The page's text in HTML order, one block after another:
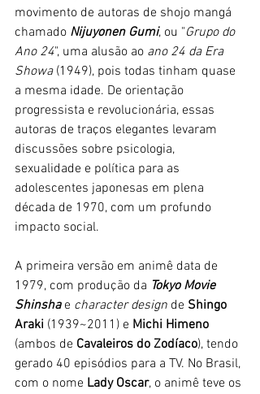
movimento de autoras de shojo mangá
chamado Nijuyonen Gumi, ou "Grupo do
Ano 24", uma alusão ao ano 24 da Era
Showa (1949), pois todas tinham quase
a mesma idade. De orientação
progressista e revolucionária, essas
autoras de traços elegantes levaram
discussões sobre psicologia,
sexualidade e política para as
adolescentes japonesas em plena
década de 1970, com um profundo
impacto social.
A primeira versão em animê data de
1979, com produção da Tokyo Movie
Shinsha e character design de Shingo
Araki (1939~2011) e Michi Himeno
(ambos de Cavaleiros do Zodíaco), tendo
gerado 40 episódios para a TV. No Brasil,
com o nome Lady Oscar, o animê teve os